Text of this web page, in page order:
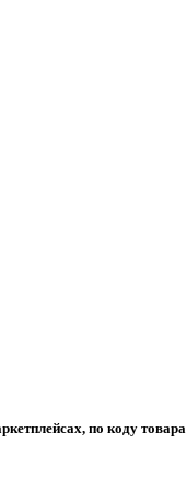
по коду товара